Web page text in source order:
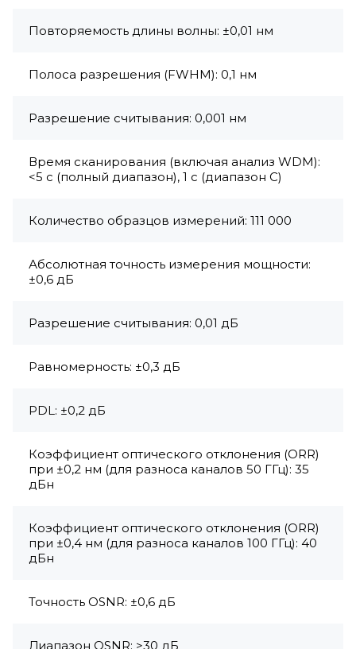
Повторяемость длины волны: ±0,01 нм
Полоса разрешения (FWHM): 0,1 нм
Разрешение считывания: 0,001 нм
Время сканирования (включая анализ WDM):
<5 с (полный диапазон), 1 с (диапазон C)
Количество образцов измерений: 111 000
Абсолютная точность измерения мощности:
±0,6 дБ
Разрешение считывания: 0,01 дБ
Равномерность: ±0,3 дБ
PDL: ±0,2 дБ
Коэффициент оптического отклонения (ORR)
при ±0,2 нм (для разноса каналов 50 ГГц): 35
дБн
Коэффициент оптического отклонения (ORR)
при ±0,4 нм (для разноса каналов 100 ГГц): 40
дБн
Точность OSNR: ±0,6 дБ
Диапазон OSNR: >30 дБ